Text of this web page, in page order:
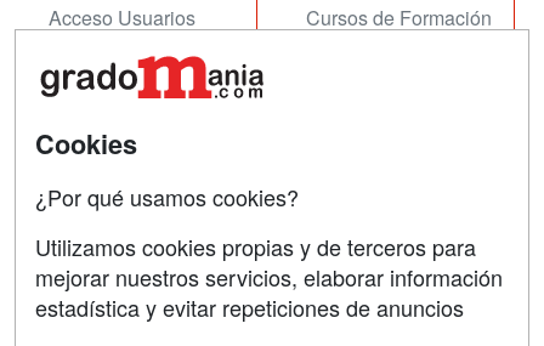
Acceso Usuarios
Acceso Centros
Cursos de Formación
Contactar
Copyleft
Cookies
¿Por qué usamos cookies?
Utilizamos cookies propias y de terceros para
mejorar nuestros servicios, elaborar información
estadística y evitar repeticiones de anuncios